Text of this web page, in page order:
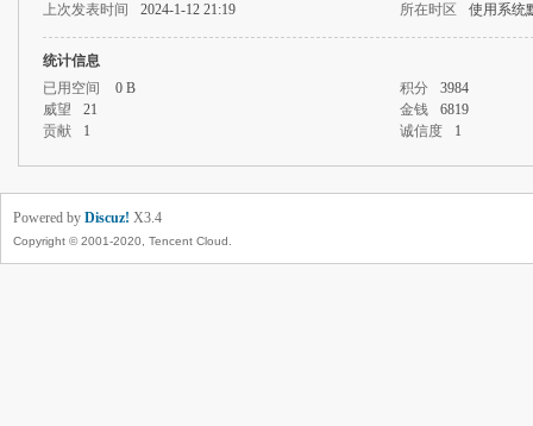
上次发表时间
2024-1-12 21:19 所在时区 使用系统
统计信息
已用空间
0 B 积分
3984
威望
21 金钱
6819
贡献
1 诚信度 1
Powered by Discuz! X3.4
Copyright © 2001-2020, Tencent Cloud.